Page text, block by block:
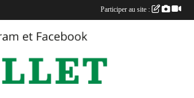
Participer au site :